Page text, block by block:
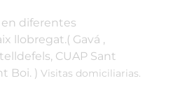
diferentes
llobregat.( Gavá ,
CUAP Sant
Boi. ) Visitas domiciliarias.